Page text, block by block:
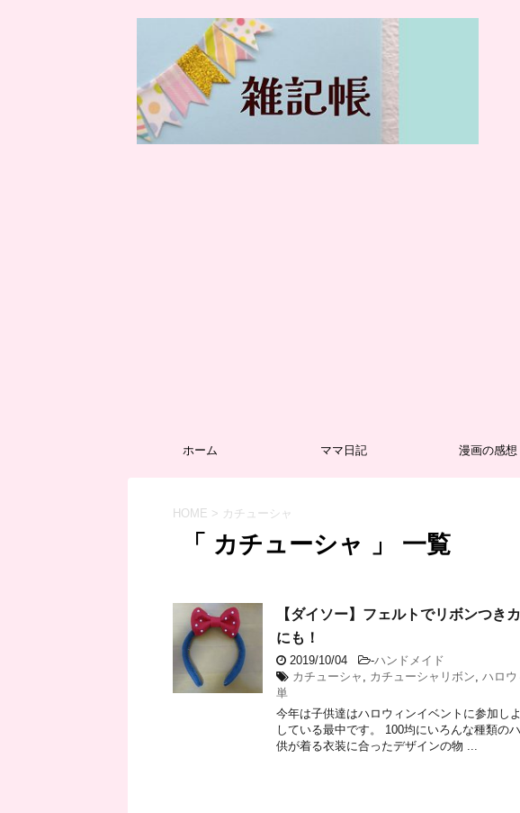
ホーム ママ日記 漫画の感想
HOME > カチューシャ
「 カチューシャ 」 一覧
【ダイソー】フェルトでリボンつき
にも！
2019/10/04 -ハンドメイド
カチューシャ
カチューシャリボン ハロウ
単
今年は子供達はハロウィンイベントに参加し
している最中です。 100均にいろんな種類の
供が着る衣装に合ったデザインの物 ...